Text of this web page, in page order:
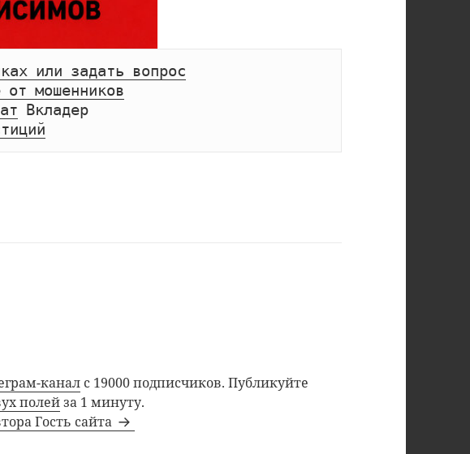
или задать вопрос
от мошенников
Вкладер
канал с 19000 подписчиков. Публикуйте
полейза 1 минуту.
Гость сайта